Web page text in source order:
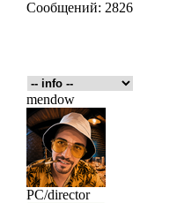
Сообщений: 2826
mendow
PC/director